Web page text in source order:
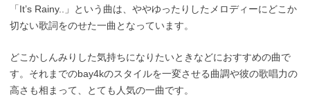
「It’s Rainy..」という曲は、ややゆったりしたメロディーにどこか
切ない歌詞をのせた一曲となっています。
どこかしんみりした気持ちになりたいときなどにおすすめの曲で
す。それまでのbay4kのスタイルを一変させる曲調や彼の歌唱力の
高さも相まって、とても人気の一曲です。